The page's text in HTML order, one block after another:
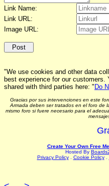
Link Name:
Link URL:
Image URL:
"We use cookies and other data
best experience for our
shared with third parties here: " Do
Gracias por sus intervenciones en este
Armada deben ser tratados en el foro de
mismo foro si fuere necesario para el
Create Your Own Free
Hosted By
Privacy Policy. Cookie Policy.